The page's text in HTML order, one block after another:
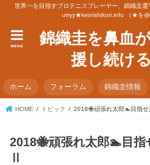
世界一を目指すプロテニスプレーヤー、錦織圭
urryy★keinishikori.info （★を@
錦織圭を鼻血
援し続け
menu
ホーム フォーラム 錦織圭情報
HOME トピック 2018🐝頑張れ太郎🏊目指
2018🐝頑張れ太郎🏊目指
Ⅱ